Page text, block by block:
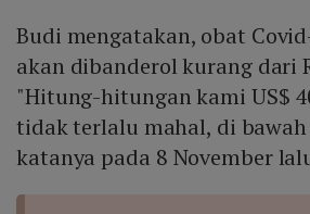
Budi mengatakan, obat
akan dibanderol kurang dari
"Hitung-hitungan kami US$
tidak terlalu mahal, di bawah
katanya pada 8 November